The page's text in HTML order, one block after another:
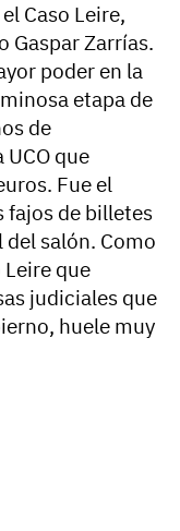
Caso Leire,
Gaspar Zarrías.
poder en la
etapa de
de
que
Fue el
fajos de billetes
del salón. Como
que
judiciales que
huele muy